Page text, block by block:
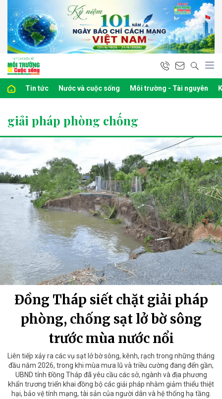
Tin tức Nước và cuộc sống Môi trường - Tài nguyên
giải pháp phòng chống
Đồng Tháp siết chặt giải pháp
phòng, chống sạt lở bờ sông
trước mùa nước nổi
Liên tiếp xảy ra các vụ sạt lở bờ sông, kênh, rạch trong những tháng
đầu năm 2026, trong khi mùa mưa lũ và triều cường đang đến gần,
UBND tỉnh Đồng Tháp đã yêu cầu các sở, ngành và địa phương
khẩn trương triển khai đồng bộ các giải pháp nhằm giảm thiểu thiệt
hại, bảo vệ tính mạng, tài sản của người dân và hệ thống hạ tầng.